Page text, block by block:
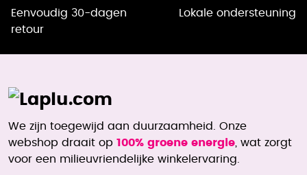
Eenvoudig 30-dagen
retour
Lokale ondersteuning
We zijn toegewijd aan duurzaamheid. Onze
webshop draait op 100% groene energie , wat zorgt
voor een milieuvriendelijke winkelervaring.